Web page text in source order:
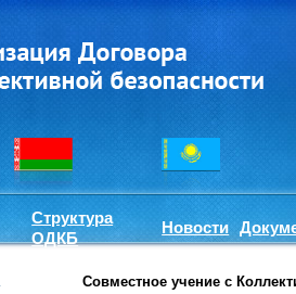
Структура
ОДКБ
Новости
Совместное учение с